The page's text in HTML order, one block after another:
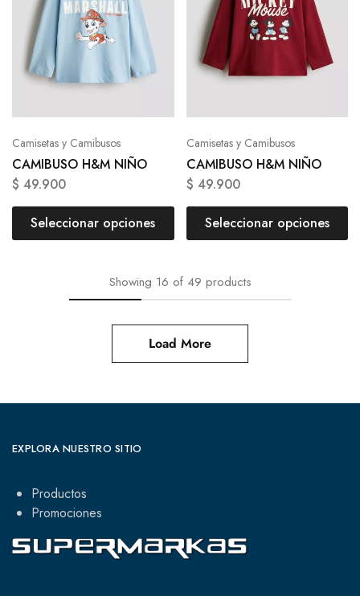
Camisetas y Camibusos
CAMIBUSO H&M NIÑO
$ 49.900
Seleccionar opciones
Camisetas y Camibusos
CAMIBUSO H&M NIÑO
$ 49.900
Seleccionar opciones
Showing 16 of 49 products
Load More
EXPLORA NUESTRO SITIO
Productos
Promociones